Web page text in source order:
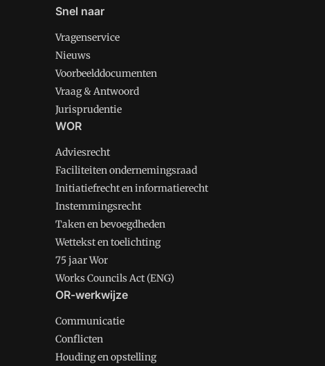
Snel naar
Vragenservice
Nieuws
Voorbeelddocumenten
Vraag & Antwoord
Jurisprudentie
WOR
Adviesrecht
Faciliteiten ondernemingsraad
Initiatiefrecht en informatierecht
Instemmingsrecht
Taken en bevoegdheden
Wettekst en toelichting
75 jaar Wor
Works Councils Act (ENG)
OR-werkwijze
Communicatie
Conflicten
Houding en opstelling